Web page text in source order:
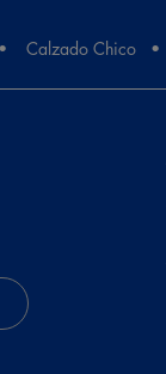
Calzado Chico